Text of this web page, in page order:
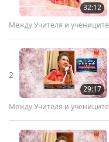
32:12
Между Учителя и учениците
2
29:17
Между Учителя и учениците